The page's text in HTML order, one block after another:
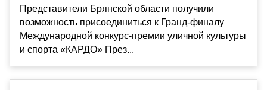
Представители Брянской области получили
возможность присоединиться к Гранд-финалу
Международной конкурс-премии уличной культуры
и спорта «КАРДО» През...